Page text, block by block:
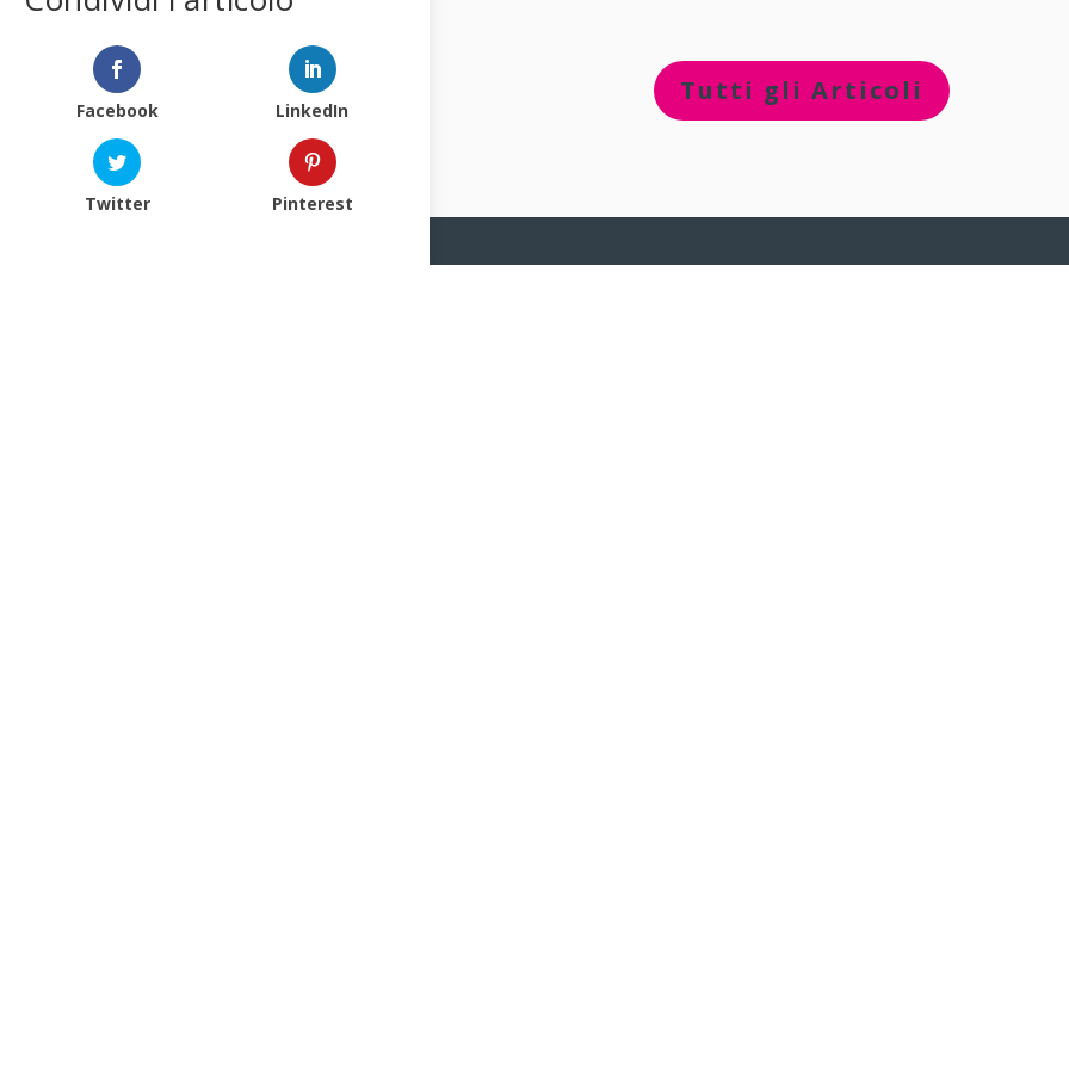
Tutti gli Articoli
Facebook LinkedIn
Twitter Pinterest